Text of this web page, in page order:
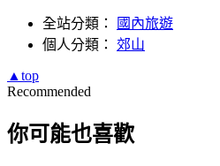
全站分類：
國內旅遊
個人分類： 郊山
▲top
Recommended
你可能也喜歡